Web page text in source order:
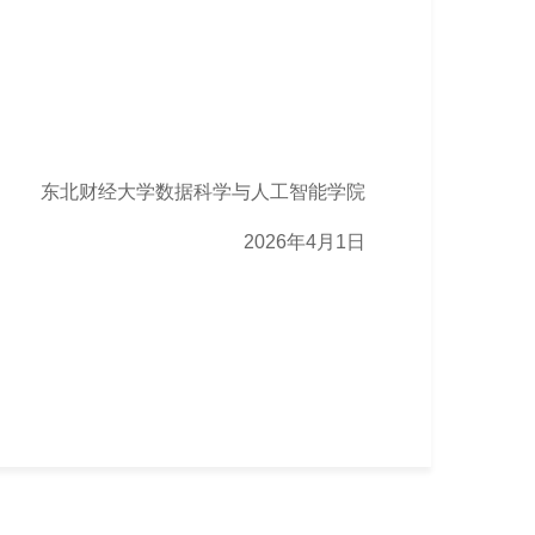
大学数据科学与人工智能学院
2026年4月1日